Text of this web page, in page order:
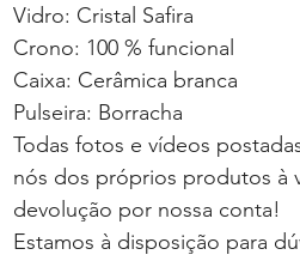
Vidro: Cristal Safira
Crono: 100 % funcional
Caixa: Cerâmica branca
Pulseira: Borracha
Todas fotos e vídeos
nós dos próprios produtos à
devolução por nossa conta!
Estamos à disposição para